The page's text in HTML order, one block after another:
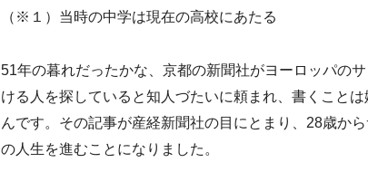
（※１）当時の中学は現在の高校にあたる
51年の暮れだったかな、京都の新聞社がヨーロッパの
ける人を探していると知人づたいに頼まれ、書くこと
んです。その記事が産経新聞社の目にとまり、28歳か
の人生を進むことになりました。